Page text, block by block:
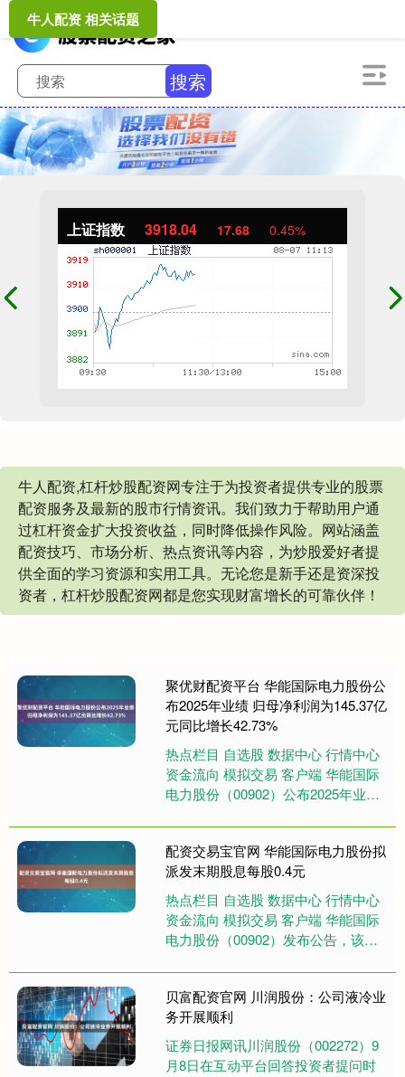
搜索
上证指数 3918.04 17.68 0.45%
牛人配资,杠杆炒股配资网专注于为投资者提供专业的股票
配资服务及最新的股市行情资讯。我们致力于帮助用户通
过杠杆资金扩大投资收益，同时降低操作风险。网站涵盖
配资技巧、市场分析、热点资讯等内容，为炒股爱好者提
供全面的学习资源和实用工具。无论您是新手还是资深投
资者，杠杆炒股配资网都是您实现财富增长的可靠伙伴！
牛人配资 相关话题
聚优财配资平台 华能国际电力股份公
布2025年业绩 归母净利润为145.37亿
元同比增长42.73%
热点栏目 自选股 数据中心 行情中心
资金流向 模拟交易 客户端 华能国际
电力股份（00902）公布2025年业
292.88亿元，较....
配资交易宝官网 华能国际电力股份拟
派发末期股息每股0.4元
热点栏目 自选股 数据中心 行情中心
资金流向 模拟交易 客户端 华能国际
电力股份（00902）发布公告，该公
海量资讯、精....
贝富配资官网 川润股份：公司液冷业
务开展顺利
证券日报网讯川润股份（002272）9
月8日在互动平台回答投资者提问时